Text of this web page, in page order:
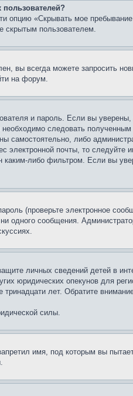
опцию «Скрывать мое
скрытым пользователем.
вы всегда можете запросить
на форум.
и пароль. Если вы
следовать
самостоятельно, либо
электронной почты, то
каким-либо фильтром. Если вы
(проверьте электронное
одного сообщения.
личных сведений детей в
юридических опекунов для
лет. Обратите
силы.
имя, под которым вы